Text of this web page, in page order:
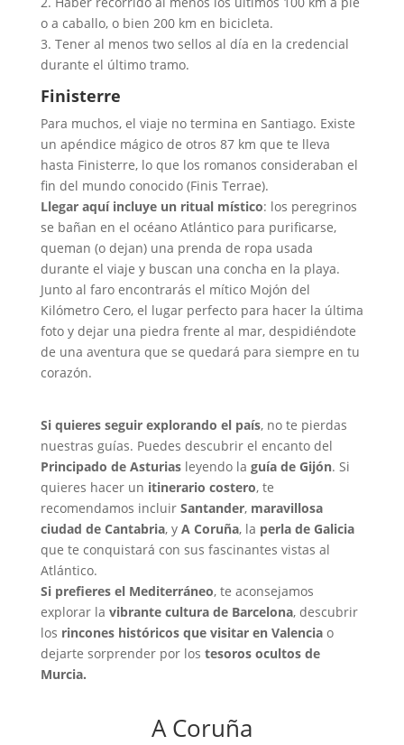
o a caballo, o bien 200 km en bicicleta.
3. Tener al menos two sellos al día en la credencial
durante el último tramo.
Finisterre
Para muchos, el viaje no termina en Santiago. Existe
un apéndice mágico de otros 87 km que te lleva
hasta Finisterre, lo que los romanos consideraban el
fin del mundo conocido (Finis Terrae).
Llegar aquí incluye un ritual místico: los peregrinos
se bañan en el océano Atlántico para purificarse,
queman (o dejan) una prenda de ropa usada
durante el viaje y buscan una concha en la playa.
Junto al faro encontrarás el mítico Mojón del
Kilómetro Cero, el lugar perfecto para hacer la última
foto y dejar una piedra frente al mar, despidiéndote
de una aventura que se quedará para siempre en tu
corazón.
Si quieres seguir explorando el país, no te pierdas
nuestras guías. Puedes descubrir el encanto del
Principado de Asturiasleyendo la guía de Gijón. Si
quieres hacer un itinerario costero, te
recomendamos incluir Santander,maravillosa
ciudad de Cantabria, y A Coruña, la perla de Galicia
que te conquistará con sus fascinantes vistas al
Atlántico.
Si prefieres el Mediterráneo, te aconsejamos
explorar la vibrante cultura de Barcelona, descubrir
los rincones históricos que visitar en Valenciao
dejarte sorprender por los tesoros ocultos de
Murcia.
A Coruña